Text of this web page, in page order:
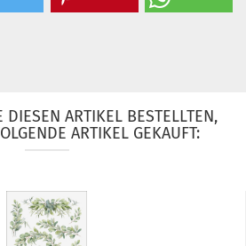
DIESEN ARTIKEL BESTELLTEN,
ARTIKEL GEKAUFT: